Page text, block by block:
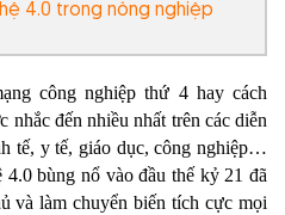
4.0 trong nông nghiệp
công nghiệp thứ 4 hay cách
nhắc đến nhiều nhất trên các diễn
tế, y tế, giáo dục, công nghiệp…
bùng nổ vào đầu thế kỷ 21 đã
và làm chuyển biến tích cực mọi